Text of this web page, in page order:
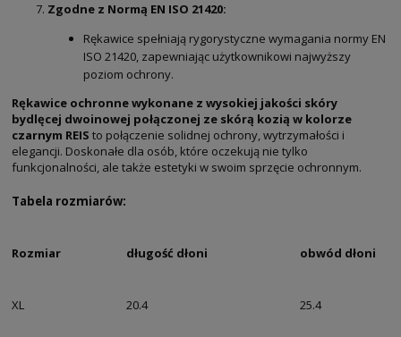
Zgodne z Normą EN ISO 21420:
Rękawice spełniają rygorystyczne wymagania normy EN
ISO 21420, zapewniając użytkownikowi najwyższy
poziom ochrony.
Rękawice ochronne wykonane z wysokiej jakości skóry
bydlęcej dwoinowej połączonej ze skórą kozią w kolorze
czarnym REIS to połączenie solidnej ochrony, wytrzymałości i
elegancji. Doskonałe dla osób, które oczekują nie tylko
funkcjonalności, ale także estetyki w swoim sprzęcie ochronnym.
Tabela rozmiarów:
Rozmiar długość dłoni obwód dłoni
XL 20.4 25.4